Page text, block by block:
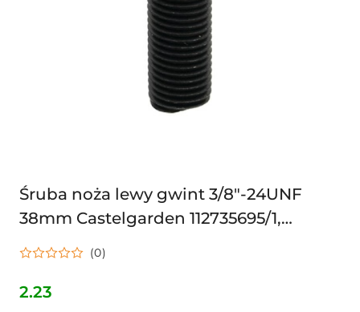
Śruba noża lewy gwint 3/8"-24UNF
38mm Castelgarden 112735695/1,
12735695/1, 12735695/1, 112735695/1, 1126-
(0)
Cena:
2.23